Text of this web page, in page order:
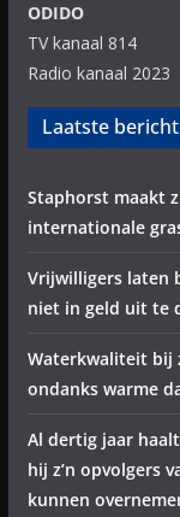
ODIDO
TV kanaal 814
Radio kanaal 2023
Laatste
Staphorst maakt
internationale
Vrijwilligers laten
niet in geld uit te
Waterkwaliteit bij
ondanks warme
Al dertig jaar
hij z’n opvolgers
kunnen